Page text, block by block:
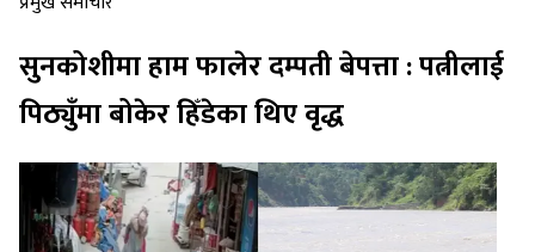
सुनकोशीमा हाम फालेर दम्पती बेपत्ता : पत्नीलाई
पिठ्युँमा बोकेर हिँडेका थिए वृद्ध